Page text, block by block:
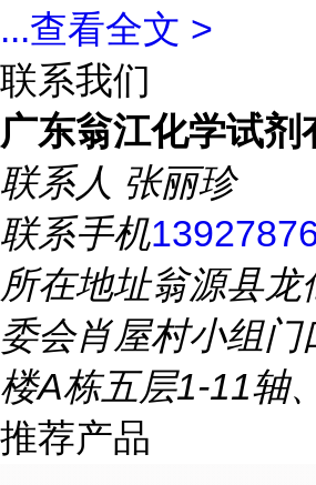
...查看全文 >
联系我们
广东翁江化学试剂
联系人 张丽珍
联系手机
所在地址翁源县龙
委会肖屋村小组门
楼A栋五层1-11轴
推荐产品